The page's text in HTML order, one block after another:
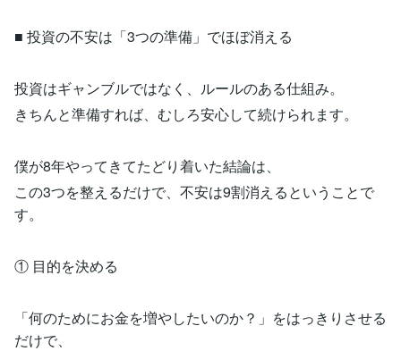
■ 投資の不安は「3つの準備」でほぼ消える
投資はギャンブルではなく、ルールのある仕組み。
きちんと準備すれば、むしろ安心して続けられます。
僕が8年やってきてたどり着いた結論は、
この3つを整えるだけで、不安は9割消えるということで
す。
① 目的を決める
「何のためにお金を増やしたいのか？」をはっきりさせる
だけで、